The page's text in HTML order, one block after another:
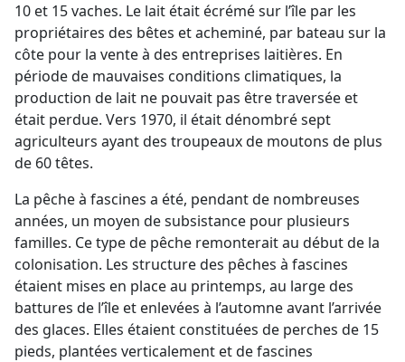
10 et 15 vaches. Le lait était écrémé sur l’île par les
propriétaires des bêtes et acheminé, par bateau sur la
côte pour la vente à des entreprises laitières. En
période de mauvaises conditions climatiques, la
production de lait ne pouvait pas être traversée et
était perdue. Vers 1970, il était dénombré sept
agriculteurs ayant des troupeaux de moutons de plus
de 60 têtes.
La pêche à fascines a été, pendant de nombreuses
années, un moyen de subsistance pour plusieurs
familles. Ce type de pêche remonterait au début de la
colonisation. Les structure des pêches à fascines
étaient mises en place au printemps, au large des
battures de l’île et enlevées à l’automne avant l’arrivée
des glaces. Elles étaient constituées de perches de 15
pieds, plantées verticalement et de fascines